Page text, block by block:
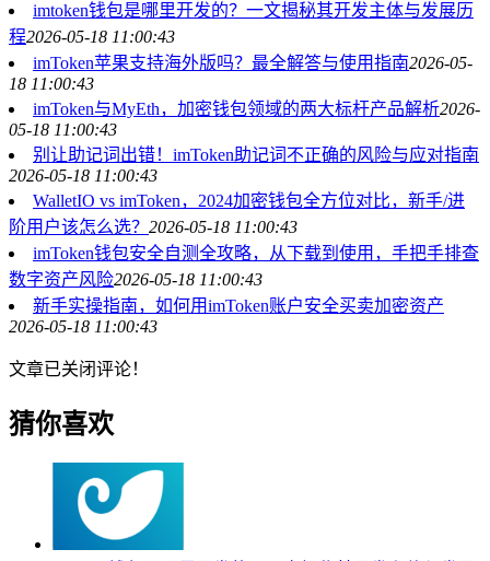
imtoken钱包是哪里开发的？一文揭秘其开发主体与发展历
程2026-05-18 11:00:43
imToken苹果支持海外版吗？最全解答与使用指南2026-05-
18 11:00:43
imToken与MyEth，加密钱包领域的两大标杆产品解析2026-
05-18 11:00:43
别让助记词出错！imToken助记词不正确的风险与应对指南
2026-05-18 11:00:43
WalletIO vs imToken，2024加密钱包全方位对比，新手/进
阶用户该怎么选？ 2026-05-18 11:00:43
imToken钱包安全自测全攻略，从下载到使用，手把手排查
数字资产风险2026-05-18 11:00:43
新手实操指南，如何用imToken账户安全买卖加密资产
2026-05-18 11:00:43
文章已关闭评论！
猜你喜欢